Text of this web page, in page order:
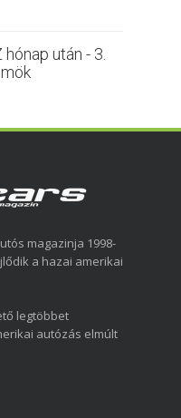
után - 3.
magazinja 1998-
a hazai amerikai
legtöbbet
autózás elmúlt